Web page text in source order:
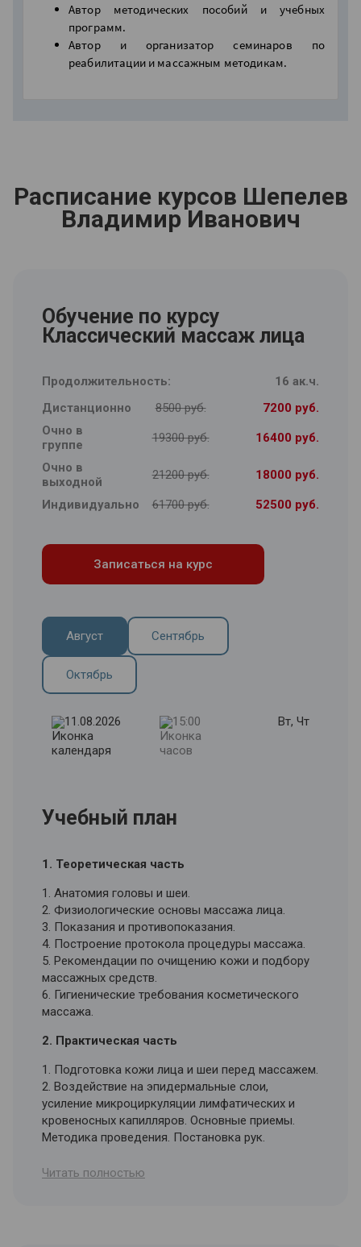
Автор методических пособий и учебных
программ.
Автор и организатор семинаров по
реабилитации и массажным методикам.
Расписание курсов Шепелев
Владимир Иванович
Обучение по курсу
Классический массаж лица
Продолжительность:
16 ак.ч.
Дистанционно
8500 руб.
7200 руб.
Очно в
группе
19300 руб. 16400 руб.
Очно в
выходной
21200 руб. 18000 руб.
Индивидуально 61700 руб. 52500 руб.
Записаться на курс
Август Сентябрь
Октябрь
11.08.2026 15:00 Вт, Чт
Учебный план
1. Теоретическая часть
1. Анатомия головы и шеи.
2. Физиологические основы массажа лица.
3. Показания и противопоказания.
4. Построение протокола процедуры массажа.
5. Рекомендации по очищению кожи и подбору
массажных средств.
6. Гигиенические требования косметического
массажа.
2. Практическая часть
1. Подготовка кожи лица и шеи перед массажем.
2. Воздействие на эпидермальные слои,
усиление микроциркуляции лимфатических и
кровеносных капилляров. Основные приемы.
Методика проведения. Постановка рук.
3. Мимические морщины и их коррекция.
Читать полностью